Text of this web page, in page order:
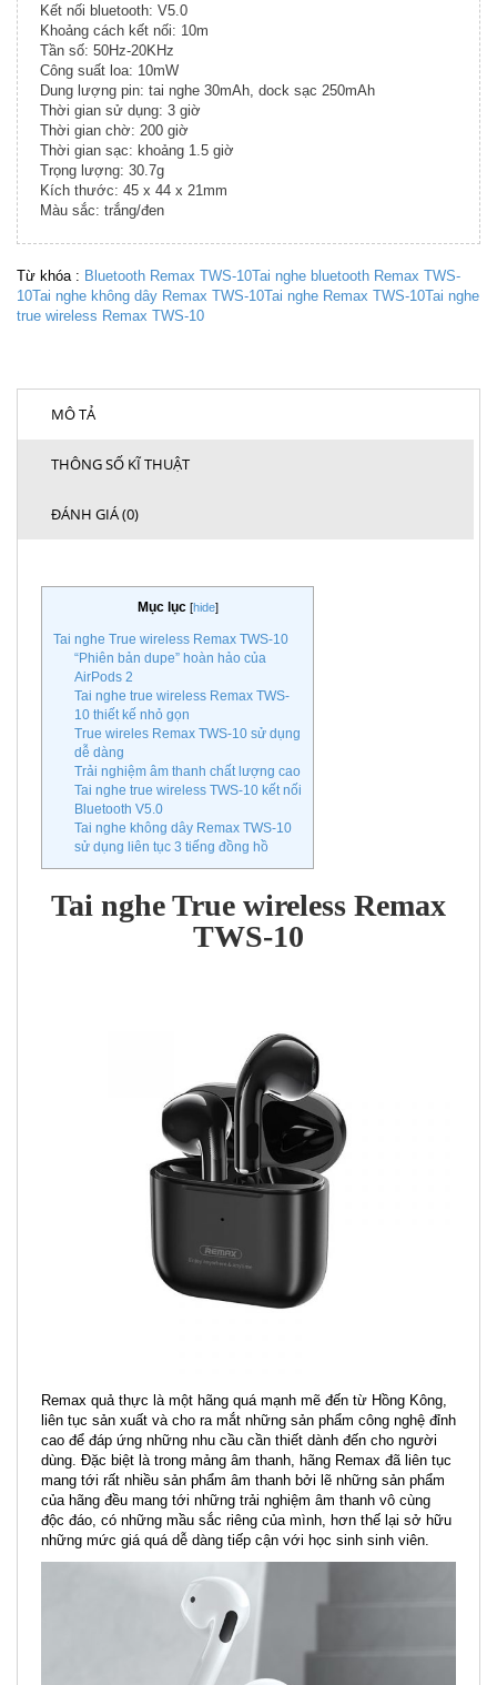
Kết nối bluetooth: V5.0
Khoảng cách kết nối: 10m
Tần số: 50Hz-20KHz
Công suất loa: 10mW
Dung lượng pin: tai nghe 30mAh, dock sạc 250mAh
Thời gian sử dụng: 3 giờ
Thời gian chờ: 200 giờ
Thời gian sạc: khoảng 1.5 giờ
Trọng lượng: 30.7g
Kích thước: 45 x 44 x 21mm
Màu sắc: trắng/đen
Từ khóa : Bluetooth Remax TWS-10Tai nghe bluetooth Remax TWS-
10Tai nghe không dây Remax TWS-10Tai nghe Remax TWS-10Tai nghe
true wireless Remax TWS-10
MÔ TẢ
THÔNG SỐ KĨ THUẬT
ĐÁNH GIÁ (0)
Mục lục [hide]
Tai nghe True wireless Remax TWS-10
“Phiên bản dupe” hoàn hảo của
AirPods 2
Tai nghe true wireless Remax TWS-
10 thiết kế nhỏ gọn
True wireles Remax TWS-10 sử dụng
dễ dàng
Trải nghiệm âm thanh chất lượng cao
Tai nghe true wireless TWS-10 kết nối
Bluetooth V5.0
Tai nghe không dây Remax TWS-10
sử dụng liên tục 3 tiếng đồng hồ
Tai nghe True wireless Remax
TWS-10
Remax quả thực là một hãng quá mạnh mẽ đến từ Hồng Kông,
liên tục sản xuất và cho ra mắt những sản phẩm công nghệ đỉnh
cao để đáp ứng những nhu cầu cần thiết dành đến cho người
dùng. Đặc biệt là trong mảng âm thanh, hãng Remax đã liên tục
mang tới rất nhiều sản phẩm âm thanh bởi lẽ những sản phẩm
của hãng đều mang tới những trải nghiệm âm thanh vô cùng
độc đáo, có những mầu sắc riêng của mình, hơn thế lại sở hữu
những mức giá quá dễ dàng tiếp cận với học sinh sinh viên.